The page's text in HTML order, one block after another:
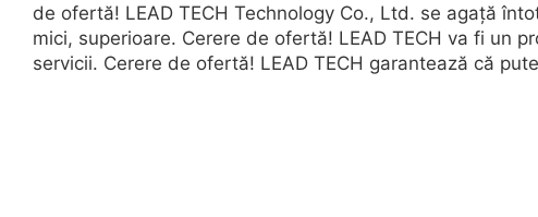
de ofertă! LEAD TECH Technology Co., Ltd. se agață
mici, superioare. Cerere de ofertă! LEAD TECH va fi un
servicii. Cerere de ofertă! LEAD TECH garantează că